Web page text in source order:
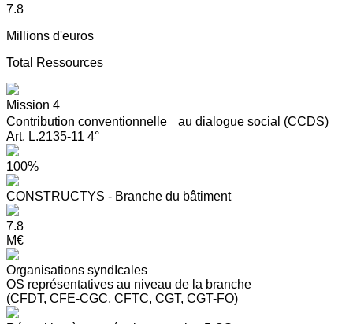
7.8
Millions d'euros
Total Ressources
Mission 4
Contribution conventionnelle au dialogue social (CCDS)
Art. L.2135-11 4°
100%
CONSTRUCTYS - Branche du bâtiment
7.8
M€
Organisations syndIcales
OS représentatives au niveau de la branche
(CFDT, CFE-CGC, CFTC, CGT, CGT-FO)